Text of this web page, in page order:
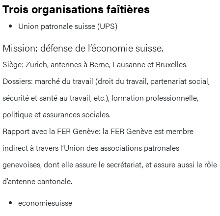
Trois organisations faîtières
Union patronale suisse (UPS)
Mission: défense de l’économie suisse.
Siège: Zurich, antennes à Berne, Lausanne et Bruxelles.
Dossiers: marché du travail (droit du travail, partenariat social,
sécurité et santé au travail, etc.), formation professionnelle,
politique et assurances sociales.
Rapport avec la FER Genève: la FER Genève est membre
indirect à travers l’Union des associations patronales
genevoises, dont elle assure le secrétariat, et assure aussi le rôle
d’antenne cantonale.
economiesuisse